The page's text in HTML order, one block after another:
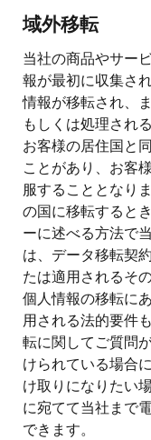
域外移転
当社の商品やサー
報が最初に収集さ
情報が移転され、
もしくは処理され
お客様の居住国と
ことがあり、お客
服することとなり
の国に移転すると
ーに述べる方法で
は、データ移転契
たは適用されるそ
個人情報の移転に
用される法的要件
転に関してご質問
けられている場合
け取りになりたい
に宛てて当社まで
できます。